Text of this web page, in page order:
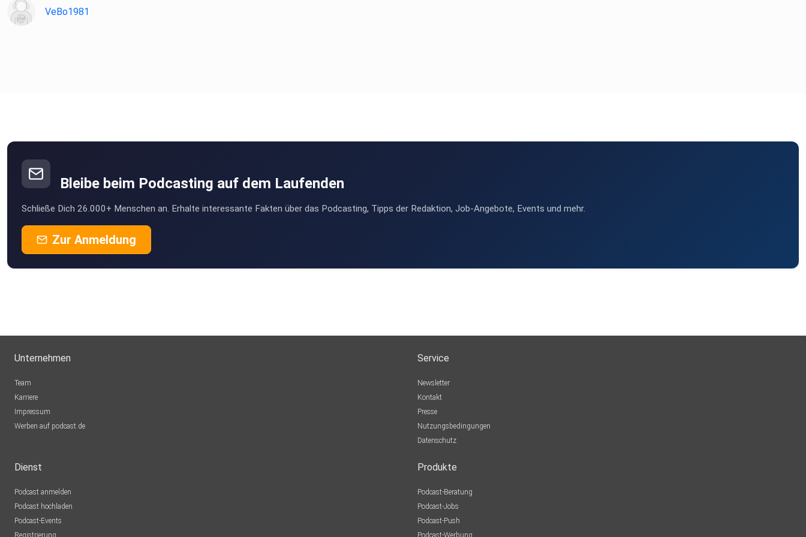
VeBo1981
Bleibe beim Podcasting auf dem Laufenden
Schließe Dich 26.000+ Menschen an. Erhalte interessante Fakten über das Podcasting, Tipps der Redaktion, Job-Angebote, Events und mehr.
Zur Anmeldung
Unternehmen
Team
Karriere
Impressum
Werben auf podcast.de
Service
Newsletter
Kontakt
Presse
Nutzungsbedingungen
Datenschutz
Dienst
Podcast anmelden
Podcast hochladen
Podcast-Events
Registrierung
Produkte
Podcast-Beratung
Podcast-Jobs
Podcast-Push
Podcast-Werbung